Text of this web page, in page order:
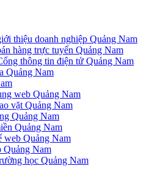
thiệu doanh nghiệp Quảng Nam
hàng trực tuyến Quảng Nam
thông tin điện tử Quảng Nam
Quảng Nam
web Quảng Nam
vặt Quảng Nam
Quảng Nam
Quảng Nam
web Quảng Nam
Quảng Nam
học Quảng Nam